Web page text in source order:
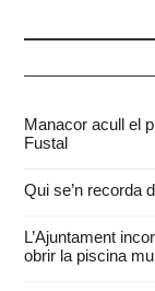
Manacor acull el
Fustal
Qui se’n recorda
L’Ajuntament
obrir la piscina